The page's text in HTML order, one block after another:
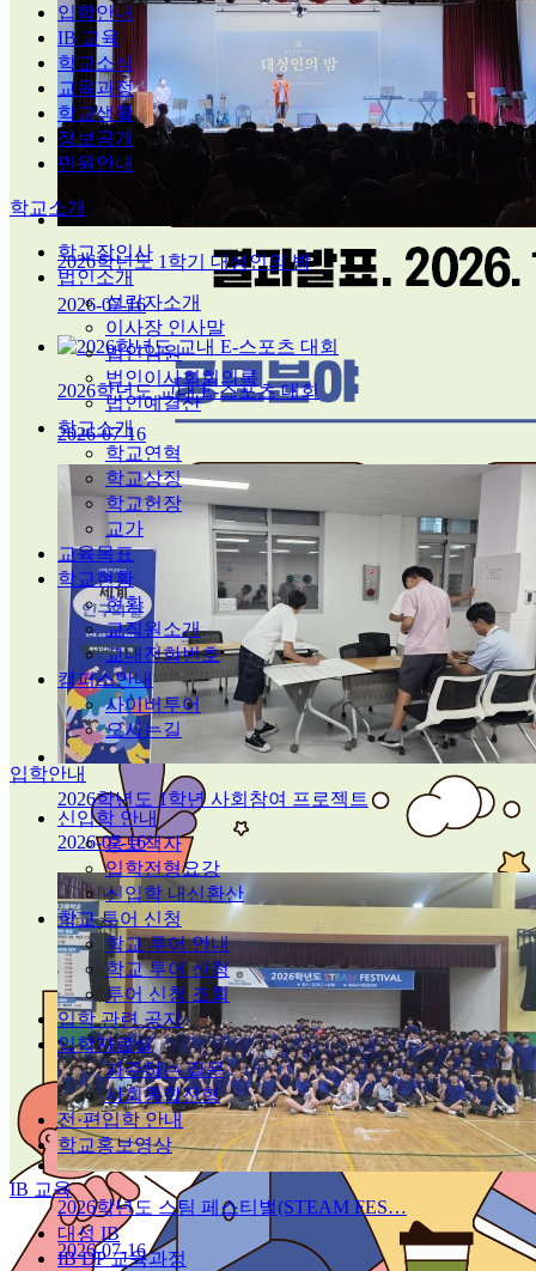
입학안내
IB 교육
학교소식
교육과정
학교생활
정보공개
민원안내
학교소개
학교장인사
법인소개
설립자소개
이사장 인사말
법인임원
법인이사회회의록
법인예결산
학교소개
학교연혁
학교상징
학교헌장
교가
교육목표
학교현황
현황
교직원소개
교내전화번호
캠퍼스안내
사이버투어
오시는길
입학안내
신입학 안내
홍보책자
입학전형요강
신입학 내신환산
학교 투어 신청
학교 투어 안내
학교 투어 신청
투어 신청 조회
입학 관련 공지
입학자료실
자주하는 질문
사회통합전형
전·편입학 안내
학교홍보영상
IB 교육
대성 IB
IB DP 교육과정
2026학년도 1학기 대성인의 밤
2026-07-16
2026학년도 교내 E-스포츠 대회
2026-07-16
2026학년도 1학년 사회참여 프로젝트
2026-07-16
2026학년도 스팀 페스티벌(STEAM FES…
2026-07-16